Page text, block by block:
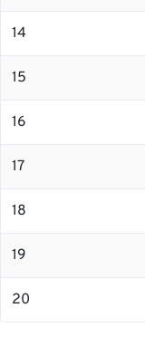
14
15
16
17
18
19
20